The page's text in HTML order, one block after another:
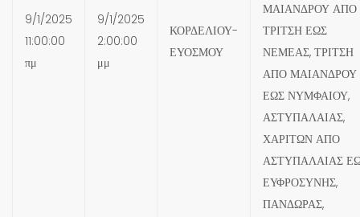
9/1/2025
11:00:00
πμ
9/1/2025
2:00:00
μμ
ΚΟΡΔΕΛΙΟΥ-
ΕΥΟΣΜΟΥ
ΜΑΙΑΝΔΡΟΥ ΑΠΟ
ΤΡΙΤΣΗ ΕΩΣ
ΝΕΜΕΑΣ, ΤΡΙΤΣΗ
ΑΠΟ ΜΑΙΑΝΔΡΟΥ
ΕΩΣ ΝΥΜΦΑΙΟΥ,
ΑΣΤΥΠΑΛΑΙΑΣ,
ΧΑΡΙΤΩΝ ΑΠΟ
ΑΣΤΥΠΑΛΑΙΑΣ
ΕΥΦΡΟΣΥΝΗΣ,
ΠΑΝΔΩΡΑΣ,